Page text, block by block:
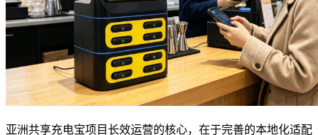
亚洲共享充电宝项目长效运营的核心，在于完善的本地化适配